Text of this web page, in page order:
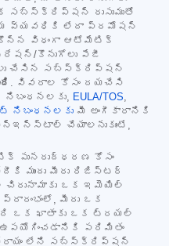
రుసుముతో
వ్యవధికి లేదా ప్రమోషన్
విధంగా ఆటోమేటిక్
కొనుగోలు పేజీ
చేసిన సబ్‌స్క్రిప్షన్
. వివరాల కోసం దయచేసి
నిబంధనలకు, EULA/TOS,
నిబంధనలకు మీ అంగీకారానికి
చేయాలనుకుంటే,
కోసం
ముందు మీరు రిజిస్టర్
చిరునామాకు ఒక ఇమెయిల్
మీరు ఒక
ఇది ఒక ఖాతాకు ఒక ట్రయల్
పరిమితం
లేని సబ్‌స్క్రిప్షన్